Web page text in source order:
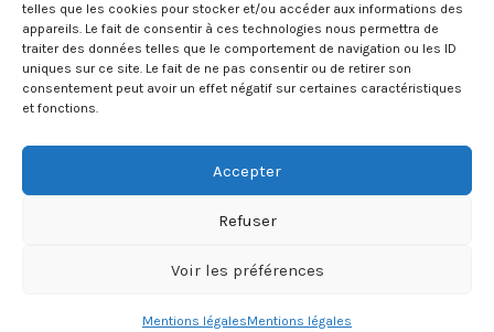
telles que les cookies pour stocker et/ou accéder aux informations des
appareils. Le fait de consentir à ces technologies nous permettra de
traiter des données telles que le comportement de navigation ou les ID
uniques sur ce site. Le fait de ne pas consentir ou de retirer son
consentement peut avoir un effet négatif sur certaines caractéristiques
et fonctions.
Accepter
Refuser
Voir les préférences
Mentions légalesMentions légales
Copyrights 2023 © Institut Martiniquais du Sport -
Accessibilité Mentions légales